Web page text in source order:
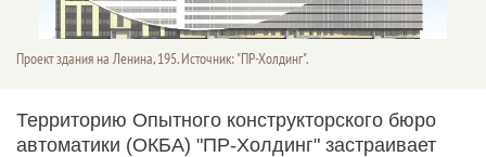
Проект здания на Ленина, 195. Источник: "ПР-Холдинг".
Территорию Опытного конструкторского бюро
автоматики (ОКБА) "ПР-Холдинг" застраивает